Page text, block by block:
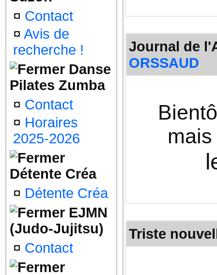
¤ Contact
¤ Avis de
recherche !
Danse
Pilates Zumba
¤ Contact
¤ Horaires
2025-2026
Détente Créa
¤ Détente Créa
EJMN
(Judo-Jujitsu)
¤ Contact
Journal de
ORSSAUD
Triste